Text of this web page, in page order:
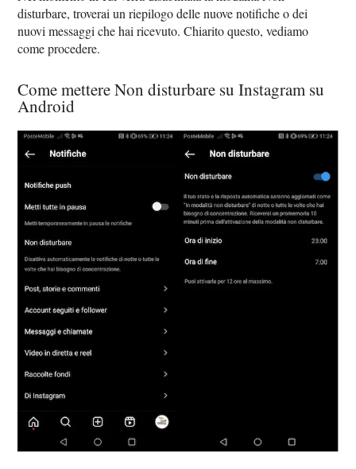
disturbare, troverai un riepilogo delle nuove notifiche o dei
nuovi messaggi che hai ricevuto. Chiarito questo, vediamo
come procedere.
Come mettere Non disturbare su Instagram su
Android